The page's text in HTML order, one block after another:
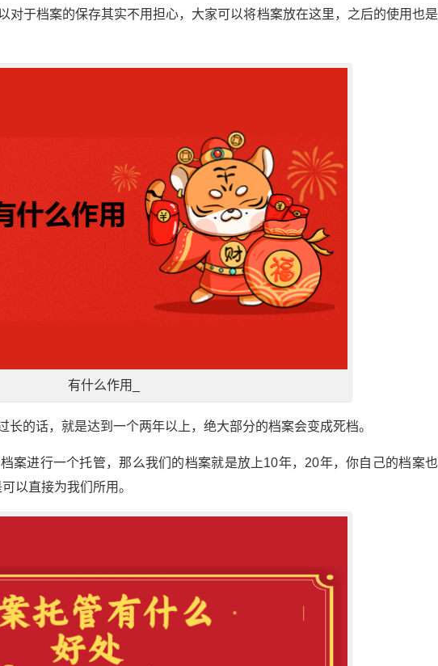
对于档案的保存其实不用担心，大家可以将档案放在这里，之后的使用也
有什么作用_
的话，就是达到一个两年以上，绝大部分的档案会变成死档。
案进行一个托管，那么我们的档案就是放上10年，20年，你自己的档案
以直接为我们所用。